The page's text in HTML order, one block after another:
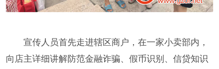
宣传人员首先走进辖区商户，在一家小卖部内，
向店主详细讲解防范金融诈骗、假币识别、信贷知识